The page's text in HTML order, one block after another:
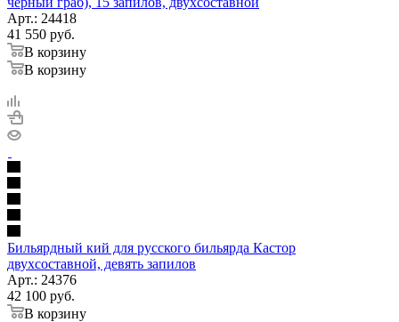
Арт.: 24418
41 550 руб.
В корзину
В корзину
Бильярдный кий для русского бильярда Кастор
двухсоставной, девять запилов
Арт.: 24376
42 100 руб.
В корзину